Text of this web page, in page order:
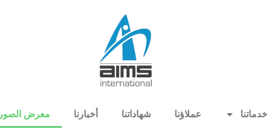
خدماتنا عملاؤنا شهاداتنا أخبارنا معرض الصور